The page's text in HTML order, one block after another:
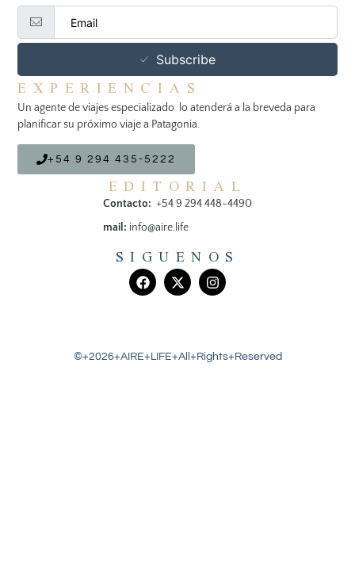
Subscribe
EXPERIENCIAS
Un agente de viajes especializado lo atenderá a la breveda para
planificar su próximo viaje a Patagonia.
+54 9 294 435-5222
EDITORIAL
Contacto: +54 9 294 448-4490
mail: info@aire.life
SIGUENOS
©+2026+AIRE+LIFE+All+Rights+Reserved